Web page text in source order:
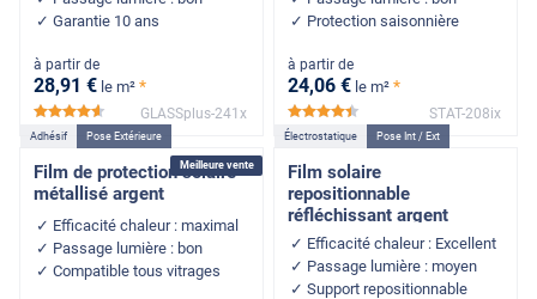
Garantie 10 ans
à partir de
28,91 € le m² *
*****
GLASSplus-241x
Protection saisonnière
à partir de
24,06 € le m² *
*****
STAT-208ix
Meilleure vente
Adhésif Pose Extérieure
Film de protection solaire
métallisé argent
Efficacité chaleur : maximal
Passage lumière : bon
Compatible tous vitrages
Électrostatique Pose Int / Ext
Film solaire
repositionnable
réfléchissant argent
Efficacité chaleur : Excellent
Passage lumière : moyen
Support repositionnable